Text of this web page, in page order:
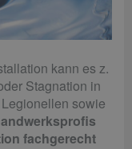
kann es z.
Stagnation in
sowie
fachgerecht